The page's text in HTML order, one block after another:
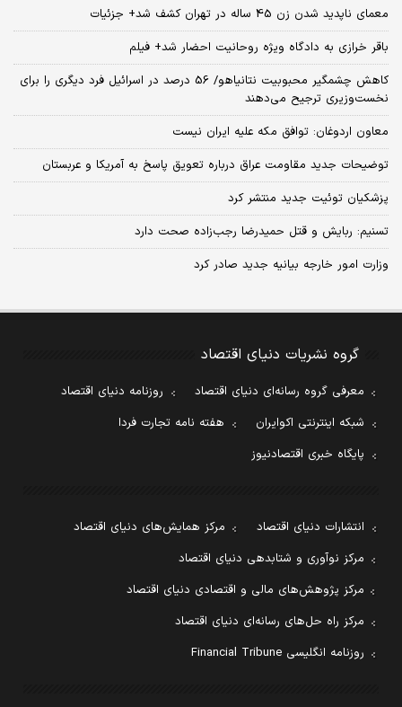
معمای ناپدید شدن زن 45 ساله در تهران کشف شد+ جزئیات
باقر خرازی به دادگاه ویژه روحانیت احضار شد+ فیلم
کاهش چشمگیر محبوبیت نتانیاهو/ 56 درصد در اسرائیل فرد دیگری را برای
نخست‌وزیری ترجیح می‌دهند
معاون اردوغان: توافق مکه علیه ایران نیست
توضیحات جدید مقاومت عراق درباره تعویق پاسخ به آمریکا و عربستان
پزشکیان توئیت جدید منتشر کرد
تسنیم: ربایش و قتل حمیدرضا رجب‌زاده صحت دارد
وزارت امور خارجه بیانیه جدید صادر کرد
گروه نشریات دنیای اقتصاد
معرفی گروه رسانه‌ای دنیای اقتصاد
روزنامه دنیای اقتصاد
شبکه اینترنتی اکوایران
هفته نامه تجارت فردا
پایگاه خبری اقتصادنیوز
انتشارات دنیای اقتصاد
مرکز همایش‌های دنیای اقتصاد
مرکز نوآوری و شتابدهی دنیای اقتصاد
مرکز پژوهش‌های مالی و اقتصادی دنیای اقتصاد
مرکز راه حل‌های رسانه‌ای دنیای اقتصاد
روزنامه انگلیسی Financial Tribune